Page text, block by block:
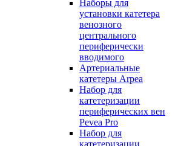
Наборы для
установки катетера
венозного
центрального
периферически
вводимого
Артериальные
катетеры Arpea
Набор для
катетеризации
периферических вен
Pevea Pro
Набор для
катетеризации